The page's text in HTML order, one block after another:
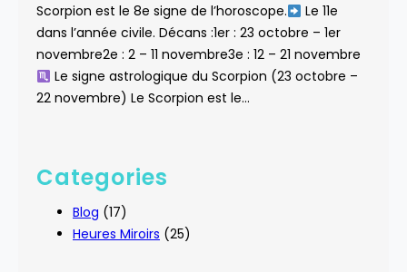
Scorpion est le 8e signe de l’horoscope.
Le 11e
dans l’année civile. Décans :1er : 23 octobre – 1er
novembre2e : 2 – 11 novembre3e : 12 – 21 novembre
Le signe astrologique du Scorpion (23 octobre –
22 novembre) Le Scorpion est le…
Categories
Blog (17)
Heures Miroirs (25)